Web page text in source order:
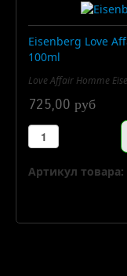
Eisenberg Love
100ml
Love Affair Homme
725,00 руб
Артикул товара: